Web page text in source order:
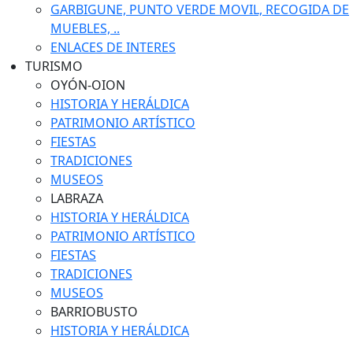
GARBIGUNE, PUNTO VERDE MOVIL, RECOGIDA DE
MUEBLES, ..
ENLACES DE INTERES
TURISMO
OYÓN-OION
HISTORIA Y HERÁLDICA
PATRIMONIO ARTÍSTICO
FIESTAS
TRADICIONES
MUSEOS
LABRAZA
HISTORIA Y HERÁLDICA
PATRIMONIO ARTÍSTICO
FIESTAS
TRADICIONES
MUSEOS
BARRIOBUSTO
HISTORIA Y HERÁLDICA